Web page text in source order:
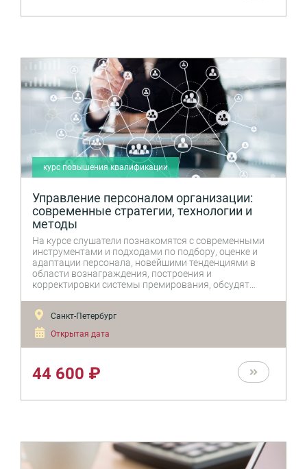
курс повышения квалификации
Управление персоналом организации:
современные стратегии, технологии и
методы
На курсе слушатели познакомятся с современными
инструментами и подходами по подбору, оценке и
адаптации персонала, новейшими тенденциями в
области вознаграждения, построения и
корректировки системы премирования, обсудят
автоматизации HR-процессов.
Санкт-Петербург
Открытая дата
44 600 ₽